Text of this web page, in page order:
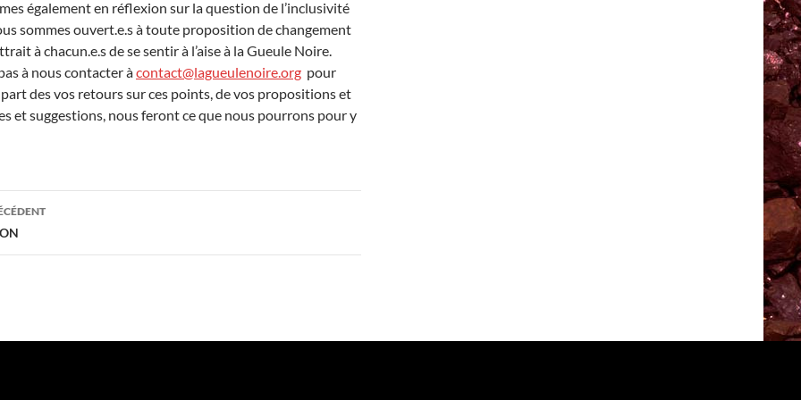
également en réflexion sur la question de l’inclusivité
sommes ouvert.e.s à toute proposition de changement
à chacun.e.s de se sentir à l’aise à la Gueule Noire.
à nous contacter àcontact@lagueulenoire.org pour
des vos retours sur ces points, de vos propositions et
et suggestions, nous feront ce que nous pourrons pour y